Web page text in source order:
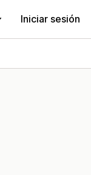
Iniciar sesión